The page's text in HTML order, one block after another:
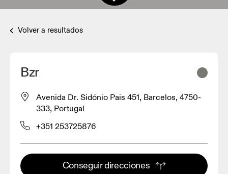
Volver a resultados
Bzr
Avenida Dr. Sidónio Pais 451, Barcelos, 4750-
333, Portugal
+351 253725876
Conseguir direcciones